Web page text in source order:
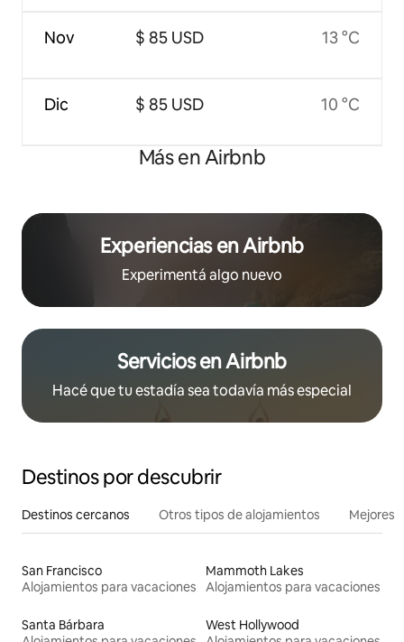
Nov
Dic
$ 85 USD
$ 85 USD
13 °C
10 °C
Más en Airbnb
Experiencias en Airbnb
Experimentá algo nuevo
Servicios en Airbnb
Hacé que tu estadía sea todavía más especial
Destinos por descubrir
Destinos cercanos Otros tipos de alojamientos Mejores
San Francisco
Alojamientos para vacaciones
Mammoth Lakes
Alojamientos para vacaciones
Santa Bárbara
West Hollywood